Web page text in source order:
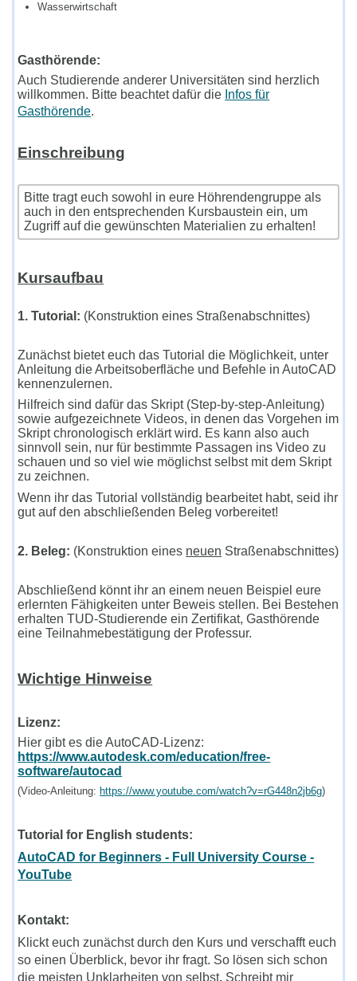
Wasserwirtschaft
Gasthörende:
Auch Studierende anderer Universitäten sind herzlich
willkommen. Bitte beachtet dafür die Infos für
Gasthörende.
Einschreibung
Bitte tragt euch sowohl in eure Höhrendengruppe als
auch in den entsprechenden Kursbaustein ein, um
Zugriff auf die gewünschten Materialien zu erhalten!
Kursaufbau
1. Tutorial: (Konstruktion eines Straßenabschnittes)
Zunächst bietet euch das Tutorial die Möglichkeit, unter
Anleitung die Arbeitsoberfläche und Befehle in AutoCAD
kennenzulernen.
Hilfreich sind dafür das Skript (Step-by-step-Anleitung)
sowie aufgezeichnete Videos, in denen das Vorgehen im
Skript chronologisch erklärt wird. Es kann also auch
sinnvoll sein, nur für bestimmte Passagen ins Video zu
schauen und so viel wie möglichst selbst mit dem Skript
zu zeichnen.
Wenn ihr das Tutorial vollständig bearbeitet habt, seid ihr
gut auf den abschließenden Beleg vorbereitet!
2. Beleg: (Konstruktion eines neuen Straßenabschnittes)
Abschließend könnt ihr an einem neuen Beispiel eure
erlernten Fähigkeiten unter Beweis stellen. Bei Bestehen
erhalten TUD-Studierende ein Zertifikat, Gasthörende
eine Teilnahmebestätigung der Professur.
Wichtige Hinweise
Lizenz:
Hier gibt es die AutoCAD-Lizenz:
https://www.autodesk.com/education/free-
software/autocad
(Video-Anleitung: https://www.youtube.com/watch?v=rG448n2jb6g)
Tutorial for English students:
AutoCAD for Beginners - Full University Course -
YouTube
Kontakt:
Klickt euch zunächst durch den Kurs und verschafft euch
so einen Überblick, bevor ihr fragt. So lösen sich schon
die meisten Unklarheiten von selbst. Schreibt mir